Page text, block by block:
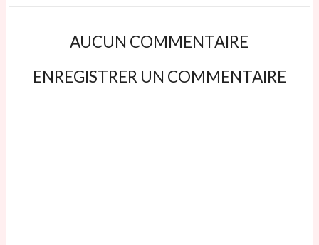
AUCUN COMMENTAIRE
ENREGISTRER UN COMMENTAIRE